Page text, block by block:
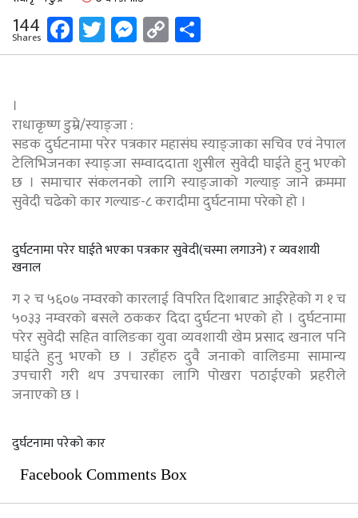
144
Shares Facebook
Twitter
Messenger
Copy
Link
।
राधाकृष्ण डुम्रे/स्याङ्जा :
सडक दुर्घटनामा परेर पत्रकार महासंघ स्याङ्जाका सचिव एवं नेपाल
टेलिभिजनका स्याङ्जा सम्वाददाता शुसील सुवेदी घाईते हुनु भएको
छ । समाचार संकलनको लागि स्याङ्जाको गल्याङ् जाने क्रममा
सुवेदी चढेको कार गल्याङ-८ करादीमा दुर्घटनामा परेको हो ।
दुर्घटनामा परेर घाईते भएका पत्रकार सुवेदी(चस्मा लगाउने) र व्यवशायी
खनाल
ग २ च ५६०७ नम्वरको कारलाई विपरित दिशाबाट आईरेहेको ग १ च
५०३३ नम्वरको बसले ठककर दिदा दुर्घटना भएको हो । दुर्घटनामा
परेर सुवेदी सहित वालिङका युवा व्यवशायी खेम प्रसाद खनाल पनि
घाईते हुनु भएको छ । उहाँहरु दुवै जनाको वालिङमा सामान्य
उपचारी गरी थप उपचारका लागि पोखरा पठाईएको प्रहरीले
जनाएको छ ।
दुर्घटनामा परेको कार
Facebook Comments Box